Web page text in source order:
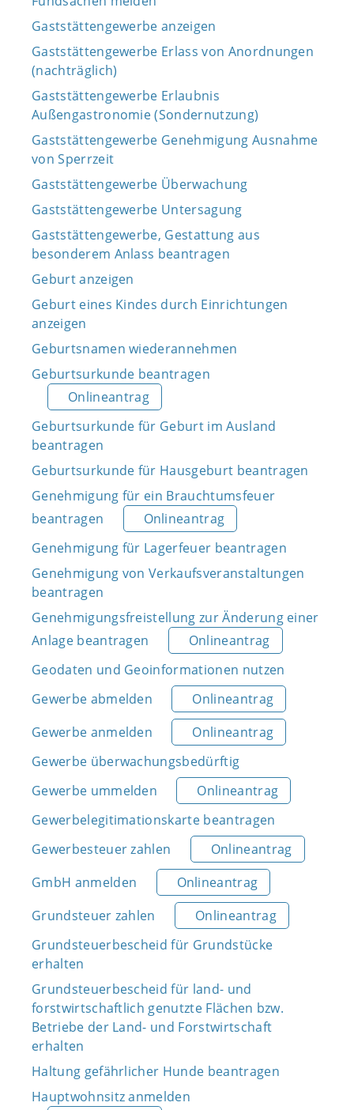
Gaststättengewerbe anzeigen
Gaststättengewerbe Erlass von Anordnungen
(nachträglich)
Gaststättengewerbe Erlaubnis
Außengastronomie (Sondernutzung)
Gaststättengewerbe Genehmigung Ausnahme
von Sperrzeit
Gaststättengewerbe Überwachung
Gaststättengewerbe Untersagung
Gaststättengewerbe, Gestattung aus
besonderem Anlass beantragen
Geburt anzeigen
Geburt eines Kindes durch Einrichtungen
anzeigen
Geburtsnamen wiederannehmen
Geburtsurkunde beantragen
Onlineantrag
Geburtsurkunde für Geburt im Ausland
beantragen
Geburtsurkunde für Hausgeburt beantragen
Genehmigung für ein Brauchtumsfeuer
beantragen
Onlineantrag
Genehmigung für Lagerfeuer beantragen
Genehmigung von Verkaufsveranstaltungen
beantragen
Genehmigungsfreistellung zur Änderung einer
Anlage beantragen
Onlineantrag
Geodaten und Geoinformationen nutzen
Gewerbe abmelden
Onlineantrag
Gewerbe anmelden
Onlineantrag
Gewerbe überwachungsbedürftig
Gewerbe ummelden
Onlineantrag
Gewerbelegitimationskarte beantragen
Gewerbesteuer zahlen
Onlineantrag
GmbH anmelden
Onlineantrag
Grundsteuer zahlen
Onlineantrag
Grundsteuerbescheid für Grundstücke
erhalten
Grundsteuerbescheid für land- und
forstwirtschaftlich genutzte Flächen bzw.
Betriebe der Land- und Forstwirtschaft
erhalten
Haltung gefährlicher Hunde beantragen
Hauptwohnsitz anmelden